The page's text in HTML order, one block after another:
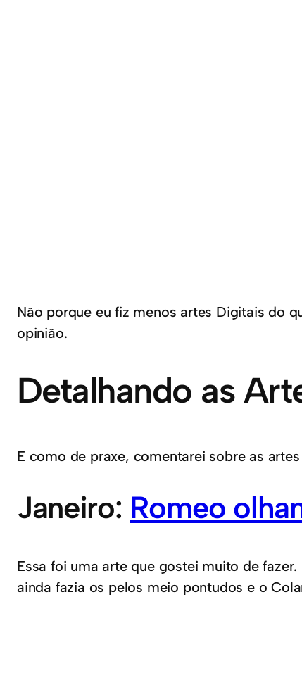
Não porque eu fiz menos artes Digitais do
opinião.
Detalhando as
E como de praxe, comentarei sobre as
Janeiro: Romeo
Essa foi uma arte que gostei muito de
ainda fazia os pelos meio pontudos e o